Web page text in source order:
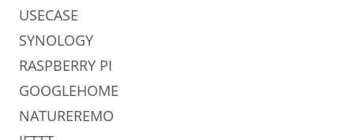
USECASE
SYNOLOGY
RASPBERRY PI
GOOGLEHOME
NATUREREMO